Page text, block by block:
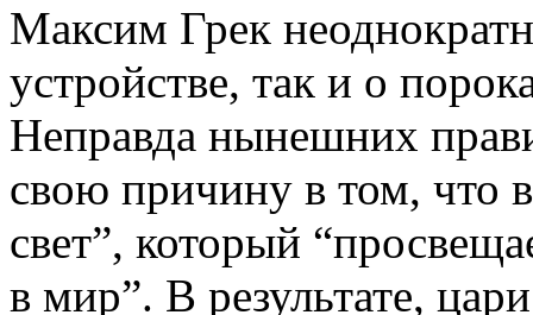
Максим Грек
устройстве, так и о
Неправда нынешних
свою причину в том, что
свет”, который
в мир”. В результате,